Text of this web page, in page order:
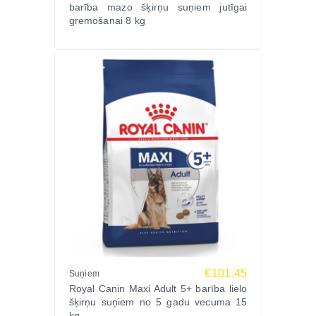
barība mazo šķirņu suņiem jutīgai
gremošanai 8 kg
Suņiem €101.45
Royal Canin Maxi Adult 5+ barība lielo
šķirņu suņiem no 5 gadu vecuma 15